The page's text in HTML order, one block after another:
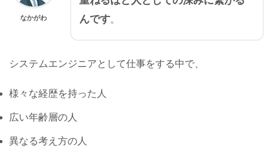
なかがわ
んです。
システムエンジニアとして仕事をする中で、
様々な経歴を持った人
広い年齢層の人
異なる考え方の人